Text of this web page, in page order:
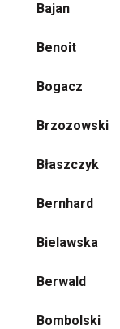
Bajan
Benoit
Bogacz
Brzozowski
Błaszczyk
Bernhard
Bielawska
Berwald
Bombolski